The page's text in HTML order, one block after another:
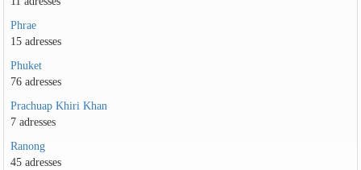
Phrae
15 adresses
Phuket
76 adresses
Prachuap Khiri Khan
7 adresses
Ranong
45 adresses